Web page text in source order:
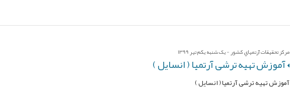
مرکز تحقيقات آرتمياي کشور - یک شنبه یکم تیر 1399
آموزش تهیه ترشی آرتمیا ( انسایل )
آموزش تهیه ترشی آرتمیا ( انسایل )